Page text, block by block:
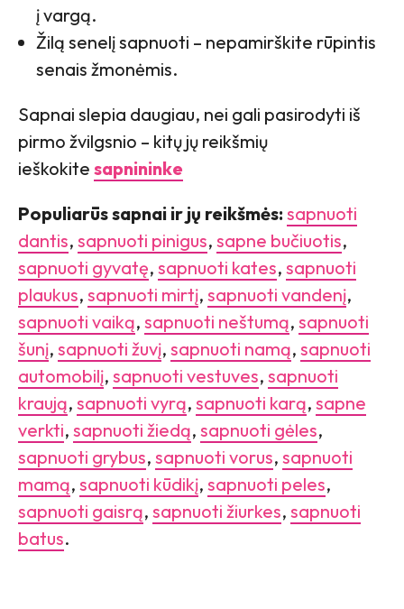
į vargą.
Žilą senelį sapnuoti – nepamirškite rūpintis
senais žmonėmis.
Sapnai slepia daugiau, nei gali pasirodyti iš
pirmo žvilgsnio – kitų jų reikšmių
ieškokite sapnininke
Populiarūs sapnai ir jų reikšmės: sapnuoti
dantis, sapnuoti pinigus, sapne bučiuotis,
sapnuoti gyvatę, sapnuoti kates, sapnuoti
plaukus, sapnuoti mirtį, sapnuoti vandenį,
sapnuoti vaiką, sapnuoti neštumą, sapnuoti
šunį, sapnuoti žuvį, sapnuoti namą, sapnuoti
automobilį, sapnuoti vestuves, sapnuoti
kraują, sapnuoti vyrą, sapnuoti karą, sapne
verkti, sapnuoti žiedą, sapnuoti gėles,
sapnuoti grybus, sapnuoti vorus, sapnuoti
mamą, sapnuoti kūdikį, sapnuoti peles,
sapnuoti gaisrą, sapnuoti žiurkes, sapnuoti
batus.